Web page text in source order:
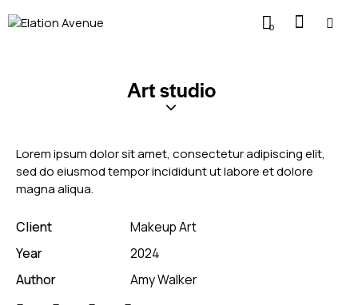
0
Art studio
Lorem ipsum dolor sit amet, consectetur adipiscing elit,
sed do eiusmod tempor incididunt ut labore et dolore
magna aliqua.
Client
Makeup Art
Year
2024
Author
Amy Walker